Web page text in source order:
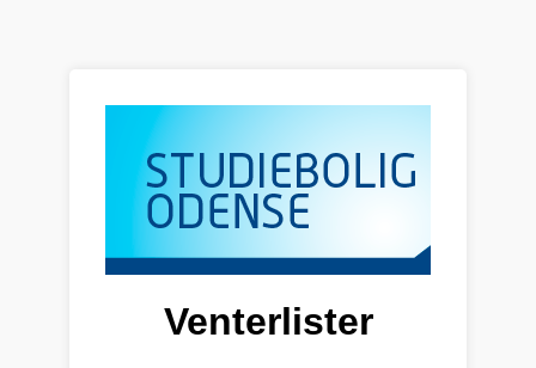
Venterlister